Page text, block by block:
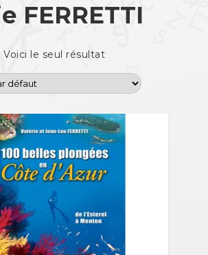
FERRETTI
Voici le seul résultat